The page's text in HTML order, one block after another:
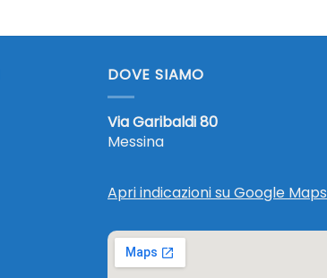
DOVE SIAMO
Via Garibaldi 80
Messina
Apri indicazioni su Google Maps